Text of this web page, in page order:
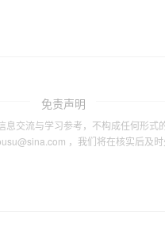
免责声明
交流与学习参考，不构成任何形
，我们将在核实后及时